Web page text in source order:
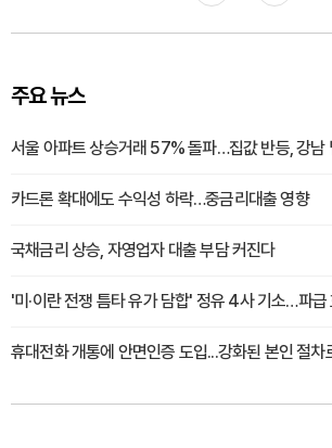
주요 뉴스
서울 아파트 상승거래 57% 돌파…집값 반등, 강남
카드론 확대에도 수익성 하락…중금리대출 영향
국채금리 상승, 자영업자 대출 부담 커진다
'미·이란 전쟁 틈타 유가 담합' 정유 4사 기소…파
휴대전화 개통에 안면인증 도입...강화된 본인 절차